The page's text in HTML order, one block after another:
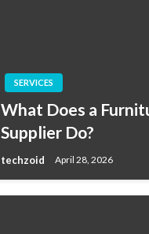
SERVICES
What Does a
Supplier Do?
techzoid April 28, 2026